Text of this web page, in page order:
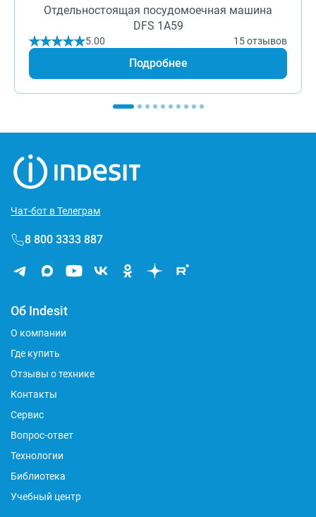
Отдельностоящая посудомоечная машина
DFS 1A59
5.00 15 отзывов
Подробнее
Чат-бот в Телеграм
8 800 3333 887
Об Indesit
О компании
Где купить
Отзывы о технике
Контакты
Сервис
Вопрос-ответ
Технологии
Библиотека
Учебный центр